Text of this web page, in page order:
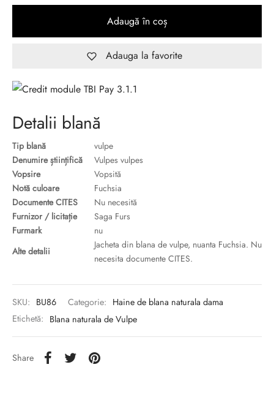
Adaugă în coș
Adauga la favorite
Detalii blană
Tip blană
vulpe
Denumire științifică
Vulpes vulpes
Vopsire
Vopsită
Notă culoare
Fuchsia
Documente CITES
Nu necesită
Furnizor / licitație
Saga Furs
Furmark
nu
Alte detalii
Jacheta din blana de vulpe, nuanta Fuchsia. Nu
necesita documente CITES.
SKU: BU86 Categorie: Haine de blana naturala dama
Etichetă: Blana naturala de Vulpe
Share